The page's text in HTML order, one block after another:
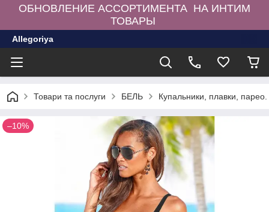
ОБНОВЛЕНИЕ АССОРТИМЕНТА НА ИНТИМ
ТОВАРЫ
Allegoriya
Товари та послуги БЕЛЬ Купальники, плавки, парео.
–10%